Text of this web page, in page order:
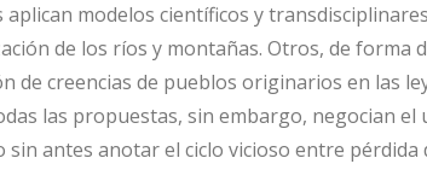
modelos científicos y
de los ríos y montañas. Otros, de forma
de creencias de pueblos originarios en las
las propuestas, sin embargo, negocian el
antes anotar el ciclo vicioso entre pérdida